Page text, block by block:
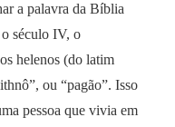
a palavra da Bíblia
século IV, o
helenos (do latim
ou “pagão”. Isso
pessoa que vivia em